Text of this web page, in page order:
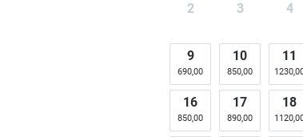
2 3 4
9
690,00
10
850,00
11
16
850,00
17
890,00
18